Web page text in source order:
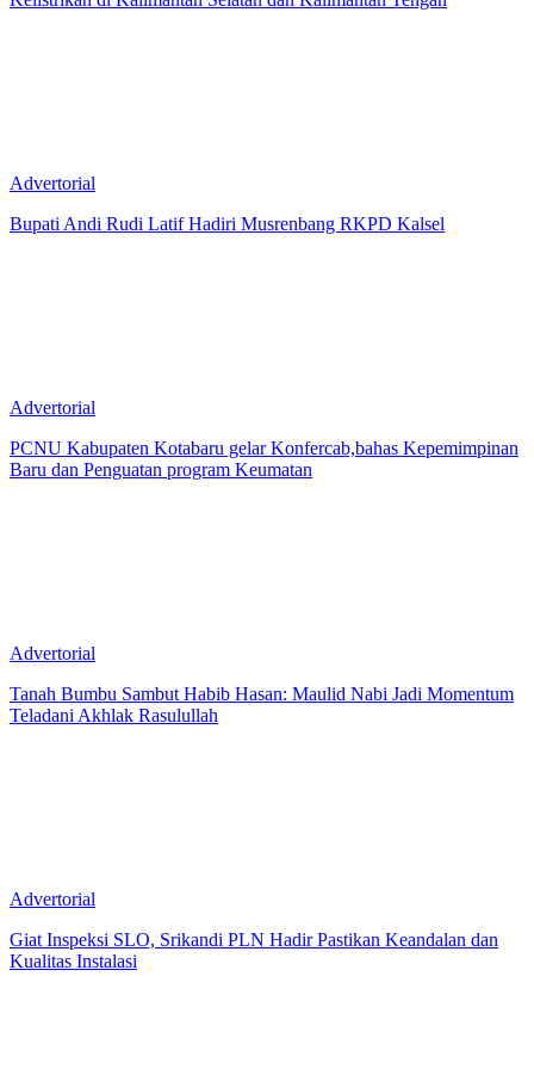
Advertorial
Bupati Andi Rudi Latif Hadiri Musrenbang RKPD Kalsel
Advertorial
PCNU Kabupaten Kotabaru gelar Konfercab,bahas Kepemimpinan
Baru dan Penguatan program Keumatan
Advertorial
Tanah Bumbu Sambut Habib Hasan: Maulid Nabi Jadi Momentum
Teladani Akhlak Rasulullah
Advertorial
Giat Inspeksi SLO, Srikandi PLN Hadir Pastikan Keandalan dan
Kualitas Instalasi